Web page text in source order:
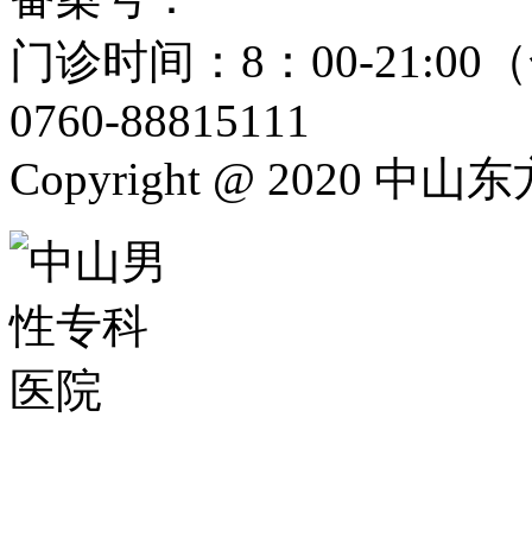
门诊时间：8：00-21:00
0760-88815111
Copyright @ 2020 中山